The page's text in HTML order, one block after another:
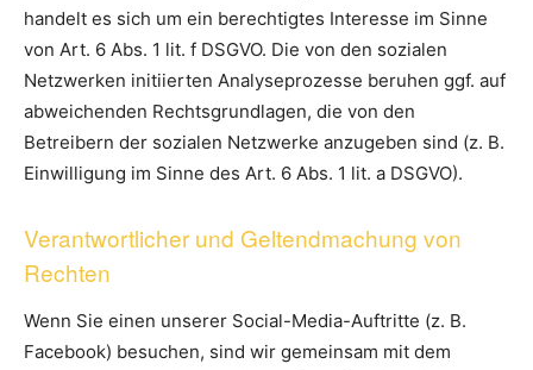
handelt es sich um ein berechtigtes Interesse im Sinne
von Art. 6 Abs. 1 lit. f DSGVO. Die von den sozialen
Netzwerken initiierten Analyseprozesse beruhen ggf. auf
abweichenden Rechtsgrundlagen, die von den
Betreibern der sozialen Netzwerke anzugeben sind (z. B.
Einwilligung im Sinne des Art. 6 Abs. 1 lit. a DSGVO).
Verantwortlicher und Geltendmachung von
Rechten
Wenn Sie einen unserer Social-Media-Auftritte (z. B.
Facebook) besuchen, sind wir gemeinsam mit dem